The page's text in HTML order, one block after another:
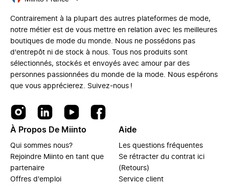
Contrairement à la plupart des autres plateformes de mode,
notre métier est de vous mettre en relation avec les meilleures
boutiques de mode du monde. Nous ne possédons pas
d'entrepôt ni de stock à nous. Tous nos produits sont
sélectionnés, stockés et envoyés avec amour par des
personnes passionnées du monde de la mode. Nous espérons
que vous apprécierez. Suivez-nous !
À Propos De Miinto
Qui sommes nous?
Rejoindre Miinto en tant que
partenaire
Offres d'emploi
Aide
Les questions fréquentes
Se rétracter du contrat ici
(Retours)
Service client